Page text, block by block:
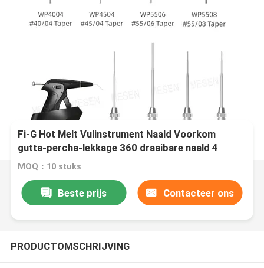
Fi-G Hot Melt Vulinstrument Naald Voorkom
gutta-percha-lekkage 360 draaibare naald 4
naalden zijn opties
MOQ：10 stuks
Beste prijs Contacteer ons
PRODUCTOMSCHRIJVING